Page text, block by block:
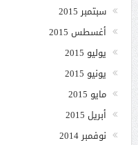
سبتمبر 2015
أغسطس 2015
يوليو 2015
يونيو 2015
مايو 2015
أبريل 2015
نوفمبر 2014